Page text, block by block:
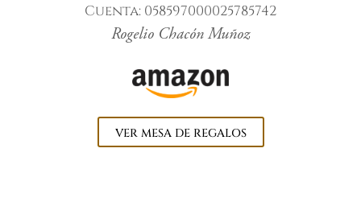
Cuenta: 058597000025785742
Rogelio Chacón Muñoz
VER MESA DE REGALOS